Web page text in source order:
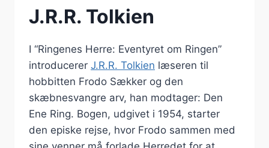
J.R.R. Tolkien
I “Ringenes Herre: Eventyret om Ringen”
introducerer J.R.R. Tolkien læseren til
hobbitten Frodo Sækker og den
skæbnesvangre arv, han modtager: Den
Ene Ring. Bogen, udgivet i 1954, starter
den episke rejse, hvor Frodo sammen med